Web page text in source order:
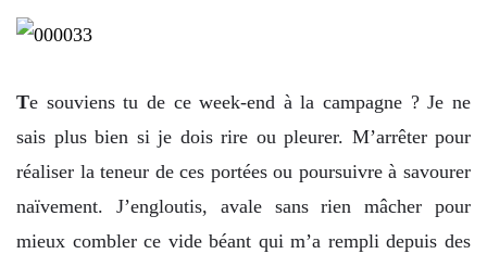
Te souviens tu de ce week-end à la campagne ? Je ne
sais plus bien si je dois rire ou pleurer. M’arrêter pour
réaliser la teneur de ces portées ou poursuivre à savourer
naïvement. J’engloutis, avale sans rien mâcher pour
mieux combler ce vide béant qui m’a rempli depuis des